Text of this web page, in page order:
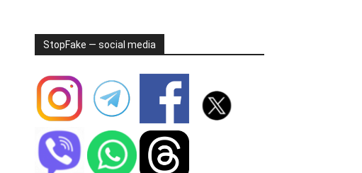
StopFake — social media